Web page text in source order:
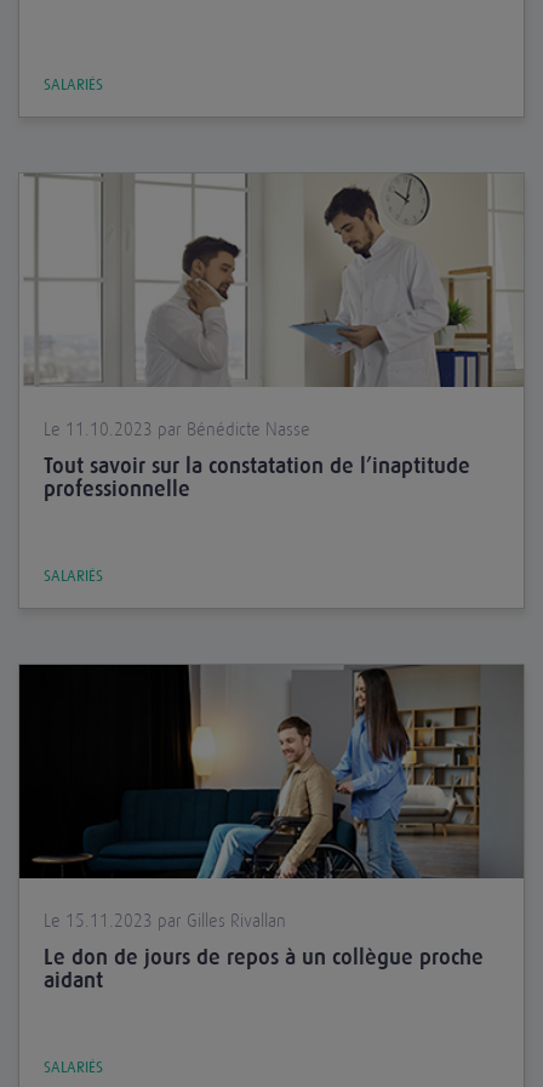
SALARIÉS
Le 11.10.2023 par Bénédicte Nasse
Tout savoir sur la constatation de l’inaptitude
professionnelle
SALARIÉS
Le 15.11.2023 par Gilles Rivallan
Le don de jours de repos à un collègue proche
aidant
SALARIÉS